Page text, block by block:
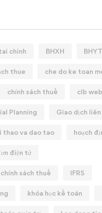
chinh BHXH BHYT
thue che do ke toan
chính sách thuế clb
Planning Giao dịch
thao va dao tao hoạch
điện tử
sách thuế IFRS
khóa học kế toán